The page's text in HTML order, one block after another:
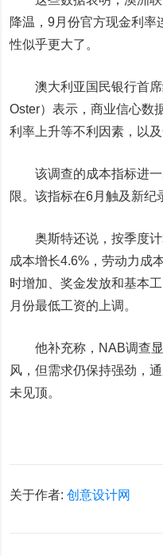
降温，9月份官方现金利
性似乎更大了。
澳大利亚国民银行首席
Oster）表示，商业信心数
利率上升等不利因素，以
该调查的成本指标进一
限。该指标在6月触及新纪
奥斯特还说，按季度计
成本增长4.6%，劳动力成
时增加、奖金发放和基本
月份最低工资的上调。
他补充称，NAB调查显
风，但需求仍保持强劲，
未见顶。
关于作者:创意设计网